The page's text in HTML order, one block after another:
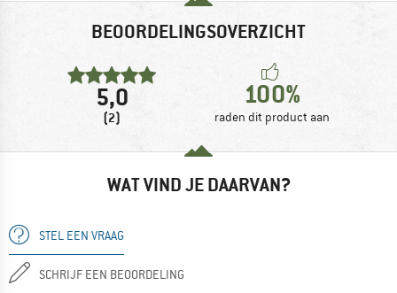
BEOORDELINGSOVERZICHT
5,0
(2)
100%
raden dit product aan
WAT VIND JE DAARVAN?
STEL EEN VRAAG
SCHRIJF EEN BEOORDELING